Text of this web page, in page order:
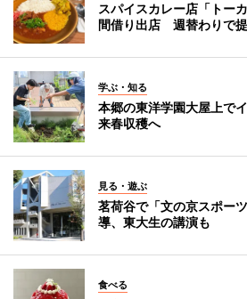
スパイスカレー店「トー
間借り出店 週替わりで
学ぶ・知る
本郷の東洋学園大屋上で
来春収穫へ
見る・遊ぶ
茗荷谷で「文の京スポー
導、東大生の講演も
食べる